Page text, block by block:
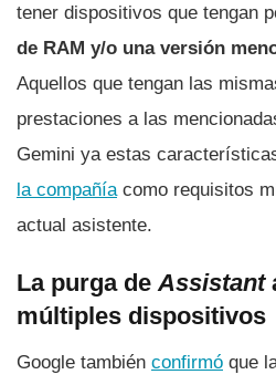
tener dispositivos que tengan
de RAM y/o una versión
Aquellos que tengan las
prestaciones a las
Gemini ya estas
la compañía como requisitos
actual asistente.
La purga deAssistant
múltiples dispositivos
Google también confirmó que